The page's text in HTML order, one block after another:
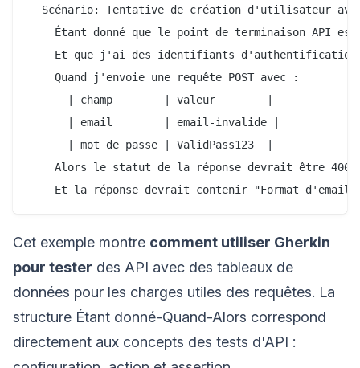
Scénario: Tentative de création d'utilisateur
Étant donné que le point de terminaison API
Et que j'ai des identifiants d'authentification
    Quand j'envoie une requête POST avec :
      | champ        | valeur        |
      | email        | email-invalide |
      | mot de passe | ValidPass123  |
    Alors le statut de la réponse devrait être 400
Cet exemple montre comment utiliser Gherkin
pour tester des API avec des tableaux de
données pour les charges utiles des requêtes. La
structure Étant donné-Quand-Alors correspond
directement aux concepts des tests d'API :